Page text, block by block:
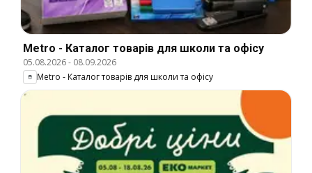
Metro - Каталог товарів для школи та офісу
05.08.2026- 08.09.2026
Metro - Каталог товарів для школи та офісу